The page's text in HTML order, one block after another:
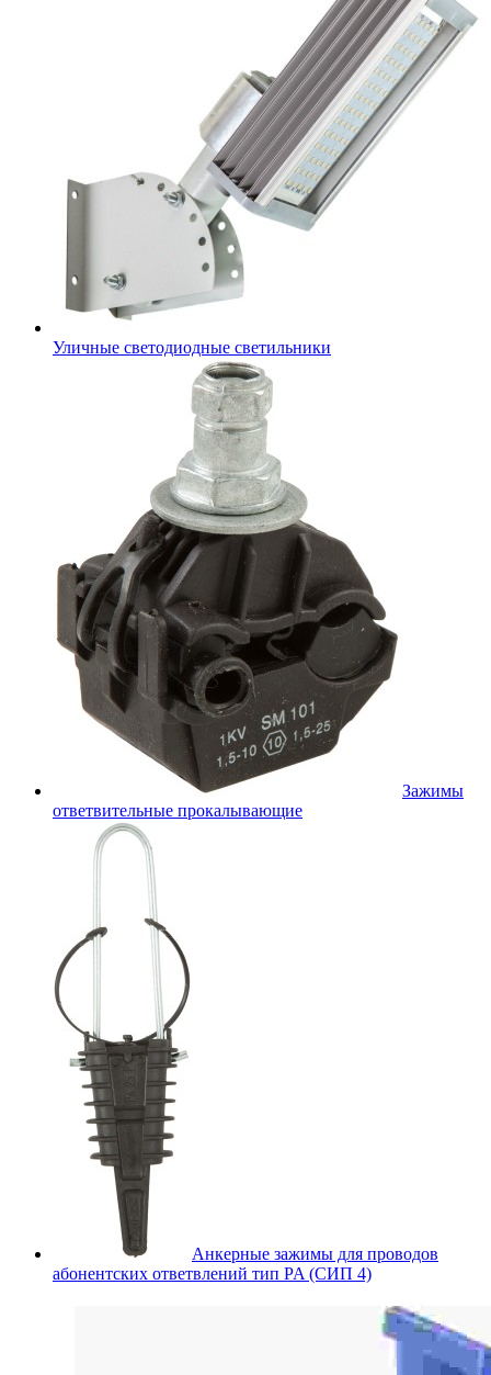
Уличные светодиодные светильники
Зажимы
ответвительные прокалывающие
Анкерные зажимы для проводов
абонентских ответвлений тип PA (СИП 4)